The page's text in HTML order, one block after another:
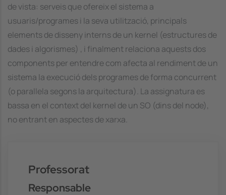
de vista: serveis que ofereix el sistema a
usuaris/programes i la seva utilització, principals
elements de disseny interns de un kernel (estructures de
dades i algorismes) , i finalment relaciona aquests dos
components per entendre com afecta al rendiment de un
sistema la execució dels programes de forma concurrent
(o parallela segons la arquitectura). La assignatura es
bassa en el context del kernel de un SO (dins del node),
no entrant en aspectes de xarxa.
Professorat
Responsable